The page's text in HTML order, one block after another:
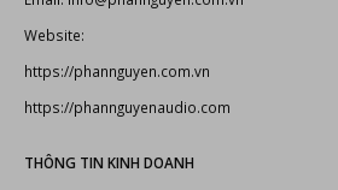
Website:
https://phannguyen.com.vn
https://phannguyenaudio.com
THÔNG TIN KINH DOANH